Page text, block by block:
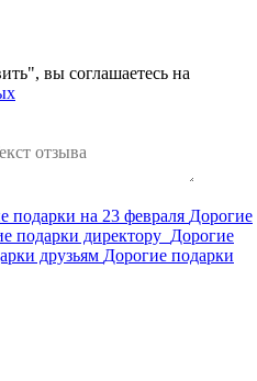
вы соглашаетесь на
подарки на 23 февраля Дорогие
подарки директору Дорогие
друзьям Дорогие подарки